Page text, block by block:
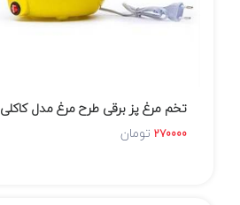
تخم مرغ پز برقی طرح مرغ مدل کاکلی
270000 تومان